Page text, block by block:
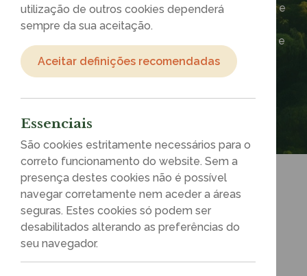
Transformamos eventos em ações com emoção e
impacto.
Ligamos empresas a causas reais – com pessoas e
para pessoas, por um futuro melhor.
Juntos, fazemos
diferente.
Fortalece equipas,
utilização de outros cookies dependerá
sempre da sua aceitação.
Aceitar definições recomendadas
Essenciais
São cookies estritamente necessários para o
correto funcionamento do website. Sem a
presença destes cookies não é possível
navegar corretamente nem aceder a áreas
seguras. Estes cookies só podem ser
desabilitados alterando as preferências do
seu navegador.